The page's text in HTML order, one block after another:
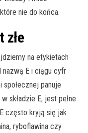
nie do końca.
złe
na etykietach
E i ciągu cyfr
panuje
składzie E, jest pełne
często kryją się jak
ryboflawina czy